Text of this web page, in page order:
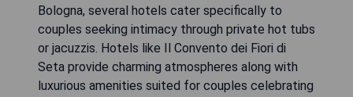
Bologna, several hotels cater specifically to
couples seeking intimacy through private hot tubs
or jacuzzis. Hotels like Il Convento dei Fiori di
Seta provide charming atmospheres along with
luxurious amenities suited for couples celebrating